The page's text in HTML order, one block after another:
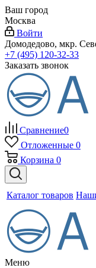
Ваш город
Москва
Войти
Домодедово, мкр.
+7 (495) 120-32-33
Заказать звонок
Сравнение0
Отложенные 0
Корзина 0
Каталог товаров
Меню